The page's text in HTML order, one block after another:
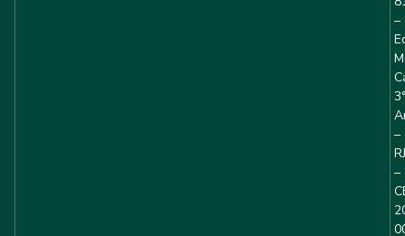
–
–
RJ
–